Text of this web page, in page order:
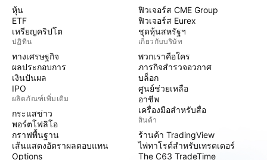
หุ้น
ETF
เหรียญคริปโต
ปฏิทิน
ทางเศรษฐกิจ
ผลประกอบการ
เงินปันผล
IPO
ผลิตภัณฑ์เพิ่มเติม
กระแสข่าว
พอร์ตโฟลิโอ
กราฟพื้นฐาน
เส้นแสดงอัตราผลตอบแทน
Options
ฟิวเจอร์ส CME Group
ฟิวเจอร์ส Eurex
ชุดหุ้นสหรัฐฯ
เกี่ยวกับบริษัท
พวกเราคือใคร
ภารกิจสำรวจอวกาศ
บล็อก
ศูนย์ช่วยเหลือ
อาชีพ
เครื่องมือสำหรับสื่อ
สินค้า
ร้านค้า TradingView
ไพ่ทาโรต์สำหรับเทรดเดอร์
The C63 TradeTime